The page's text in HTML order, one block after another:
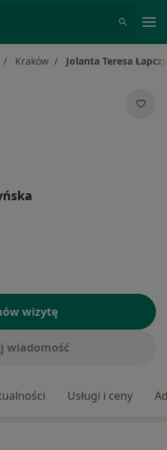
Kraków Jolanta Teresa
wizytę
wiadomość
Usługi i ceny